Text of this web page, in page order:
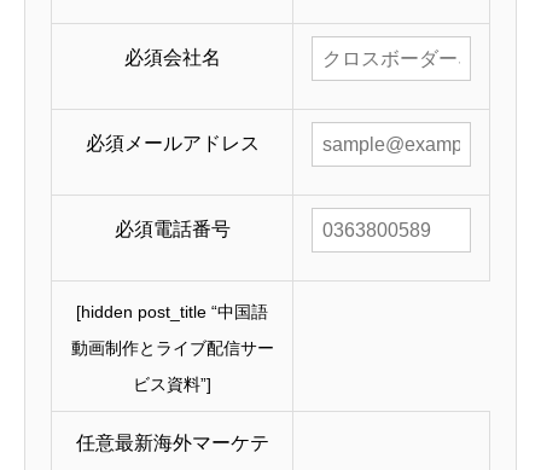
必須会社名
必須メールアドレス
必須電話番号
[hidden post_title “中国語
動画制作とライブ配信サー
ビス資料”]
任意最新海外マーケテ